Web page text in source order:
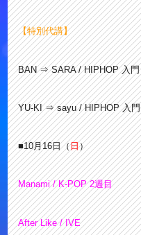
【特別代講】
BAN⇒ SARA / HIPHOP 入門
YU-KI ⇒ sayu / HIPHOP 入門
■10月16日（日）
Manami / K-POP 2週目
After Like/ IVE